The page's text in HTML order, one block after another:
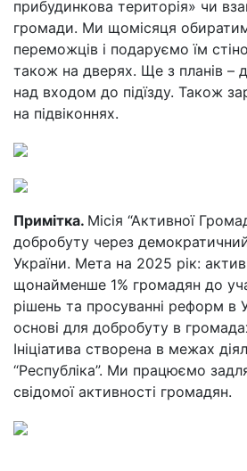
прибудинкова територія» чи
громади. Ми щомісяця
переможців і подаруємо їм
також на дверях. Ще з планів –
над входом до підїзду. Також
на підвіконнях.
Примітка. Місія “Активної
добробуту через
України. Мета на 2025 рік:
щонайменше 1% громадян до
рішень та просуванні реформ в
основі для добробуту в
Ініціатива створена в межах
“Республіка”. Ми працюємо
свідомої активності громадян.